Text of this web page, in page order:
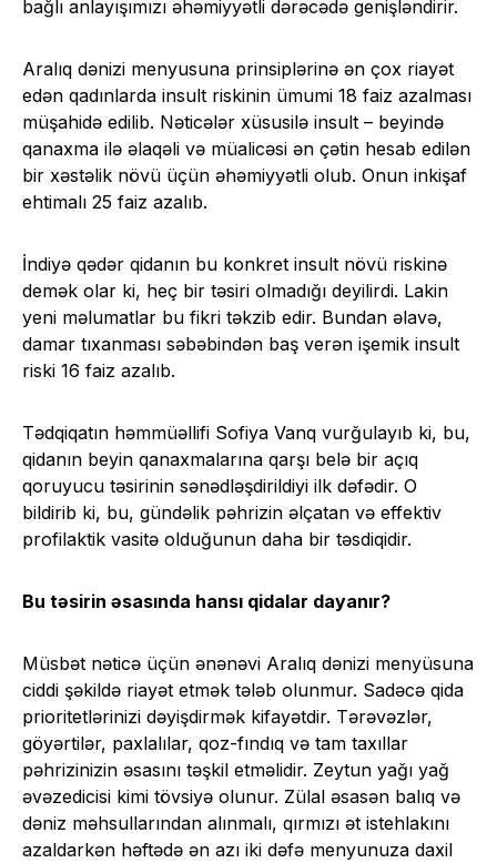
bağlı anlayışımızı əhəmiyyətli dərəcədə genişləndirir.
Aralıq dənizi menyusuna prinsiplərinə ən çox riayət
edən qadınlarda insult riskinin ümumi 18 faiz azalması
müşahidə edilib. Nəticələr xüsusilə insult – beyində
qanaxma ilə əlaqəli və müalicəsi ən çətin hesab edilən
bir xəstəlik növü üçün əhəmiyyətli olub. Onun inkişaf
ehtimalı 25 faiz azalıb.
İndiyə qədər qidanın bu konkret insult növü riskinə
demək olar ki, heç bir təsiri olmadığı deyilirdi. Lakin
yeni məlumatlar bu fikri təkzib edir. Bundan əlavə,
damar tıxanması səbəbindən baş verən işemik insult
riski 16 faiz azalıb.
Tədqiqatın həmmüəllifi Sofiya Vanq vurğulayıb ki, bu,
qidanın beyin qanaxmalarına qarşı belə bir açıq
qoruyucu təsirinin sənədləşdirildiyi ilk dəfədir. O
bildirib ki, bu, gündəlik pəhrizin əlçatan və effektiv
profilaktik vasitə olduğunun daha bir təsdiqidir.
Bu təsirin əsasında hansı qidalar dayanır?
Müsbət nəticə üçün ənənəvi Aralıq dənizi menyüsuna
ciddi şəkildə riayət etmək tələb olunmur. Sadəcə qida
prioritetlərinizi dəyişdirmək kifayətdir. Tərəvəzlər,
göyərtilər, paxlalılar, qoz-fındıq və tam taxıllar
pəhrizinizin əsasını təşkil etməlidir. Zeytun yağı yağ
əvəzedicisi kimi tövsiyə olunur. Zülal əsasən balıq və
dəniz məhsullarından alınmalı, qırmızı ət istehlakını
azaldarkən həftədə ən azı iki dəfə menyunuza daxil